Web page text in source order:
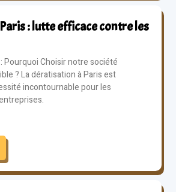
: lutte efficace contre les
Pourquoi Choisir notre société
? La dératisation à Paris est
incontournable pour les